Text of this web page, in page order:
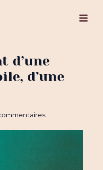
Main
d’une
d’une